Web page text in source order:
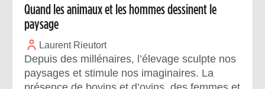
Quand les animaux et les hommes dessinent le
paysage
Laurent Rieutort
Depuis des millénaires, l’élevage sculpte nos
paysages et stimule nos imaginaires. La